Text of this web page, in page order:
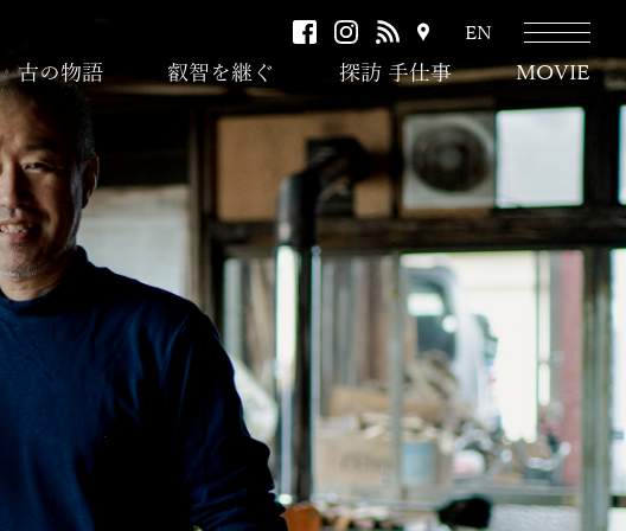
facebookinstagram
RSS
ク
セ
ス
EN
古の物語 叡智を継ぐ 探訪 手仕事 MOVIE